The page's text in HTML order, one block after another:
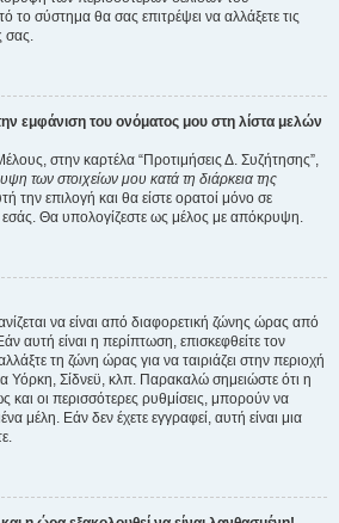
το σύστημα θα σας επιτρέψει να αλλάξετε τις
σας.
εμφάνιση του ονόματος μου στη λίστα μελών
στην καρτέλα “Προτιμήσεις Δ. Συζήτησης”,
των στοιχείων μου κατά τη διάρκεια της
την επιλογή και θα είστε ορατοί μόνο σε
εσάς. Θα υπολογίζεστε ως μέλος με απόκρυψη.
να είναι από διαφορετική ζώνης ώρας από
αυτή είναι η περίπτωση, επισκεφθείτε τον
τη ζώνη ώρας για να ταιριάζει στην περιοχή
Υόρκη, Σίδνεϋ, κλπ. Παρακαλώ σημειώστε ότι η
οι περισσότερες ρυθμίσεις, μπορούν να
μέλη. Εάν δεν έχετε εγγραφεί, αυτή είναι μια